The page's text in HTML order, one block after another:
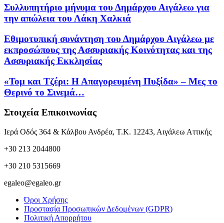
Συλλυπητήριο μήνυμα του Δημάρχου Αιγάλεω για
την απώλεια του Λάκη Χαλκιά
Εθιμοτυπική συνάντηση του Δημάρχου Αιγάλεω με
εκπροσώπους της Ασσυριακής Κοινότητας και της
Ασσυριακής Εκκλησίας
«Τομ και Τζέρι: Η Απαγορευμένη Πυξίδα» – Μες το
Θερινό το Σινεμά…
Στοιχεία Επικοινωνίας
Ιερά Οδός 364 & Κάλβου Ανδρέα, Τ.Κ. 12243, Αιγάλεω Αττικής
+30 213 2044800
+30 210 5315669
egaleo@egaleo.gr
Όροι Χρήσης
Προστασία Προσωπικών Δεδομένων (GDPR)
Πολιτική Απορρήτου